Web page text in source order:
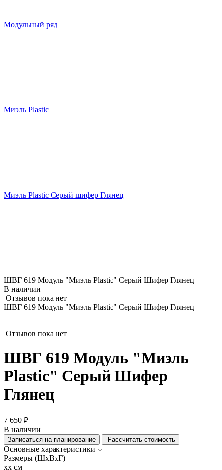
Модульный ряд
Миэль Plastic
Миэль Plastic Серый шифер Глянец
ШВГ 619 Модуль "Миэль Plastic" Серый Шифер Глянец
В наличии
Отзывов пока нет
ШВГ 619 Модуль "Миэль Plastic" Серый Шифер Глянец
Отзывов пока нет
ШВГ 619 Модуль "Миэль
Plastic" Серый Шифер
Глянец
7 650 ₽
В наличии
Записаться на планирование Рассчитать стоимость
Основные характеристики
Размеры (ШхВхГ)
xx см